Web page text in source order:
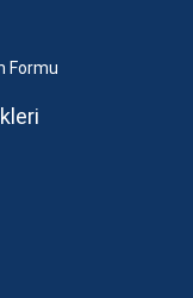
Formu